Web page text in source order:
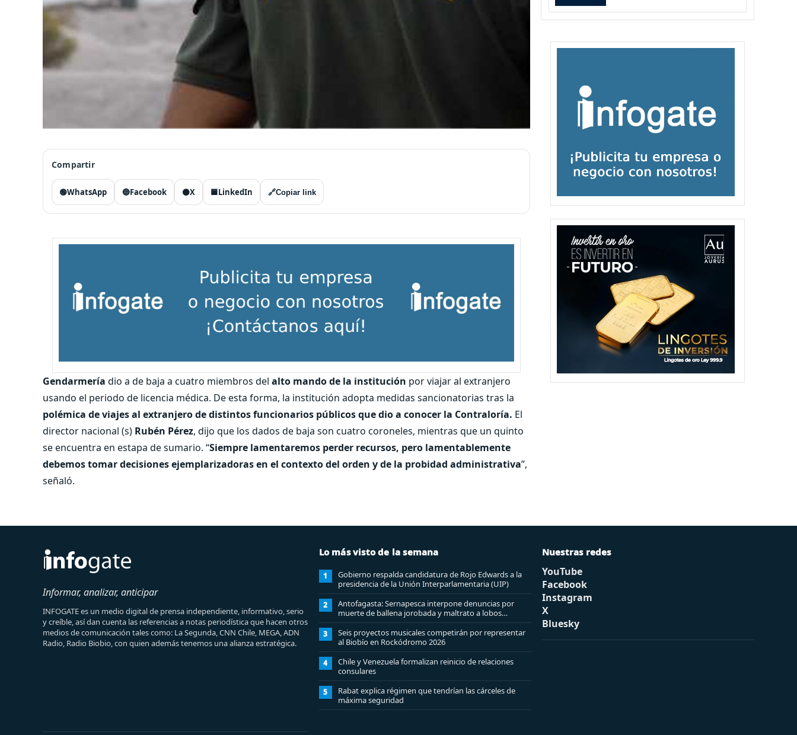
Compartir
🟢WhatsApp 🔵Facebook ⚫X 🟦LinkedIn 🔗Copiar link
Gendarmería dio a de baja a cuatro miembros del alto mando de la institución por viajar al extranjero
usando el periodo de licencia médica. De esta forma, la institución adopta medidas sancionatorias tras la
polémica de viajes al extranjero de distintos funcionarios públicos que dio a conocer la Contraloría. El
director nacional (s) Rubén Pérez, dijo que los dados de baja son cuatro coroneles, mientras que un quinto
se encuentra en estapa de sumario. “Siempre lamentaremos perder recursos, pero lamentablemente
debemos tomar decisiones ejemplarizadoras en el contexto del orden y de la probidad administrativa”,
señaló.
Informar, analizar, anticipar
INFOGATE es un medio digital de prensa independiente, informativo, serio
y creíble, así dan cuenta las referencias a notas periodística que hacen otros
medios de comunicación tales como: La Segunda, CNN Chile, MEGA, ADN
Radio, Radio Biobio, con quien además tenemos una alianza estratégica.
Lo más visto de la semana
1
Gobierno respalda candidatura de Rojo Edwards a la
presidencia de la Unión Interparlamentaria (UIP)
2
Antofagasta: Sernapesca interpone denuncias por
muerte de ballena jorobada y maltrato a lobos
marinos
3
Seis proyectos musicales competirán por representar
al Biobío en Rockódromo 2026
4
Chile y Venezuela formalizan reinicio de relaciones
consulares
5
Rabat explica régimen que tendrían las cárceles de
máxima seguridad
Nuestras redes
YouTube
Facebook
Instagram
X
Bluesky